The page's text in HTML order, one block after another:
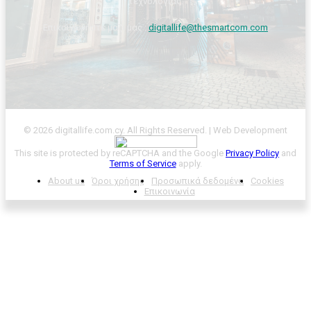
Επικοινωνήστε μαζί μας : digitallife@thesmartcom.com
© 2026 digitallife.com.cy. All Rights Reserved. | Web Development
This site is protected by reCAPTCHA and the Google Privacy Policy and
Terms of Serviceapply.
About us
Όροι χρήσης Προσωπικά δεδομένα
Cookies
Επικοινωνία